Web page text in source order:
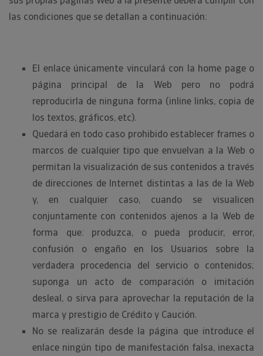
las condiciones que se detallan a continuación:
El enlace únicamente vinculará con la home page o
página principal de la Web pero no podrá
reproducirla de ninguna forma (inline links, copia de
los textos, gráficos, etc).
Quedará en todo caso prohibido establecer frames o
marcos de cualquier tipo que envuelvan a la Web o
permitan la visualización de sus contenidos a través
de direcciones de Internet distintas a las de la Web
y, en cualquier caso, cuando se visualicen
conjuntamente con contenidos ajenos a la Web de
forma que: produzca, o pueda producir, error,
confusión o engaño en los Usuarios sobre la
verdadera procedencia del servicio o contenidos;
suponga un acto de comparación o imitación
desleal, o sirva para aprovechar la reputación de la
marca y prestigio de Crédito y Caución.
No se realizarán desde la página que introduce el
enlace ningún tipo de manifestación falsa, inexacta